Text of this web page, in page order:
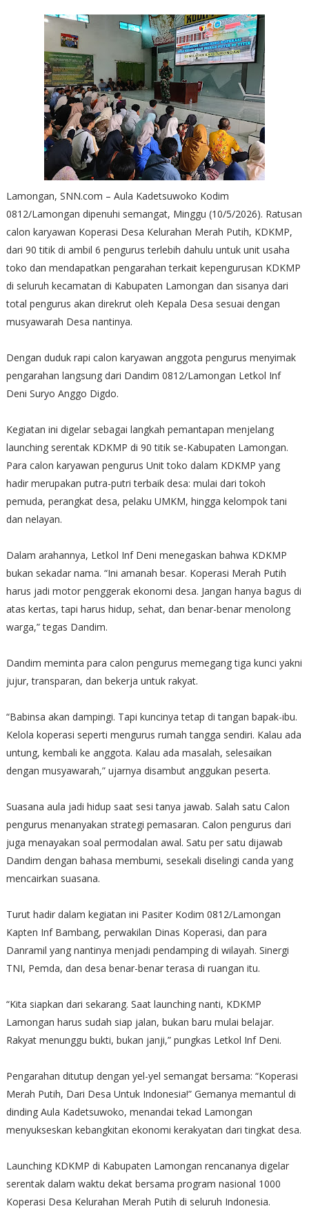
Lamongan, SNN.com – Aula Kadetsuwoko Kodim
0812/Lamongan dipenuhi semangat, Minggu (10/5/2026). Ratusan
calon karyawan Koperasi Desa Kelurahan Merah Putih, KDKMP,
dari 90 titik di ambil 6 pengurus terlebih dahulu untuk unit usaha
toko dan mendapatkan pengarahan terkait kepengurusan KDKMP
di seluruh kecamatan di Kabupaten Lamongan dan sisanya dari
total pengurus akan direkrut oleh Kepala Desa sesuai dengan
musyawarah Desa nantinya.
Dengan duduk rapi calon karyawan anggota pengurus menyimak
pengarahan langsung dari Dandim 0812/Lamongan Letkol Inf
Deni Suryo Anggo Digdo.
Kegiatan ini digelar sebagai langkah pemantapan menjelang
launching serentak KDKMP di 90 titik se-Kabupaten Lamongan.
Para calon karyawan pengurus Unit toko dalam KDKMP yang
hadir merupakan putra-putri terbaik desa: mulai dari tokoh
pemuda, perangkat desa, pelaku UMKM, hingga kelompok tani
dan nelayan.
Dalam arahannya, Letkol Inf Deni menegaskan bahwa KDKMP
bukan sekadar nama. “Ini amanah besar. Koperasi Merah Putih
harus jadi motor penggerak ekonomi desa. Jangan hanya bagus di
atas kertas, tapi harus hidup, sehat, dan benar-benar menolong
warga,” tegas Dandim.
Dandim meminta para calon pengurus memegang tiga kunci yakni
jujur, transparan, dan bekerja untuk rakyat.
“Babinsa akan dampingi. Tapi kuncinya tetap di tangan bapak-ibu.
Kelola koperasi seperti mengurus rumah tangga sendiri. Kalau ada
untung, kembali ke anggota. Kalau ada masalah, selesaikan
dengan musyawarah,” ujarnya disambut anggukan peserta.
Suasana aula jadi hidup saat sesi tanya jawab. Salah satu Calon
pengurus menanyakan strategi pemasaran. Calon pengurus dari
juga menayakan soal permodalan awal. Satu per satu dijawab
Dandim dengan bahasa membumi, sesekali diselingi canda yang
mencairkan suasana.
Turut hadir dalam kegiatan ini Pasiter Kodim 0812/Lamongan
Kapten Inf Bambang, perwakilan Dinas Koperasi, dan para
Danramil yang nantinya menjadi pendamping di wilayah. Sinergi
TNI, Pemda, dan desa benar-benar terasa di ruangan itu.
“Kita siapkan dari sekarang. Saat launching nanti, KDKMP
Lamongan harus sudah siap jalan, bukan baru mulai belajar.
Rakyat menunggu bukti, bukan janji,” pungkas Letkol Inf Deni.
Pengarahan ditutup dengan yel-yel semangat bersama: “Koperasi
Merah Putih, Dari Desa Untuk Indonesia!” Gemanya memantul di
dinding Aula Kadetsuwoko, menandai tekad Lamongan
menyukseskan kebangkitan ekonomi kerakyatan dari tingkat desa.
Launching KDKMP di Kabupaten Lamongan rencananya digelar
serentak dalam waktu dekat bersama program nasional 1000
Koperasi Desa Kelurahan Merah Putih di seluruh Indonesia.